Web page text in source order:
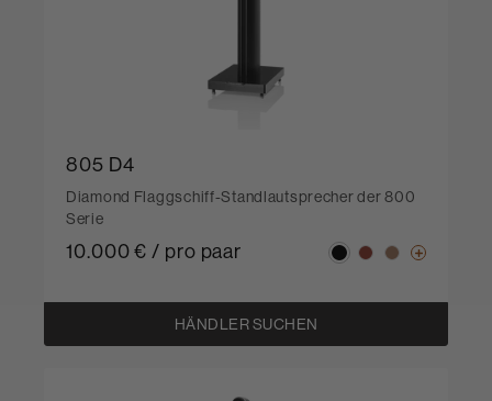
805 D4
Diamond Flaggschiff-Standlautsprecher der 800
Serie
10.000 € / pro paar
HÄNDLER SUCHEN